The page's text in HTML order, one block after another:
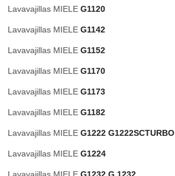
Lavavajillas MIELE G1120
Lavavajillas MIELE G1142
Lavavajillas MIELE G1152
Lavavajillas MIELE G1170
Lavavajillas MIELE G1173
Lavavajillas MIELE G1182
Lavavajillas MIELE G1222 G1222SCTURBO
Lavavajillas MIELE G1224